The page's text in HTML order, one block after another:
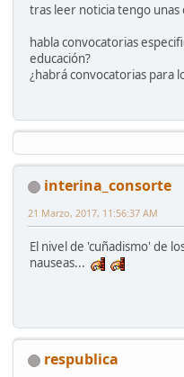
tras leer noticia tengo unas
habla convocatorias
educación?
¿habrá convocatorias para
interina_consorte
21 Marzo, 2017, 11:56:37 AM
El nivel de 'cuñadismo' de
nauseas...
respublica